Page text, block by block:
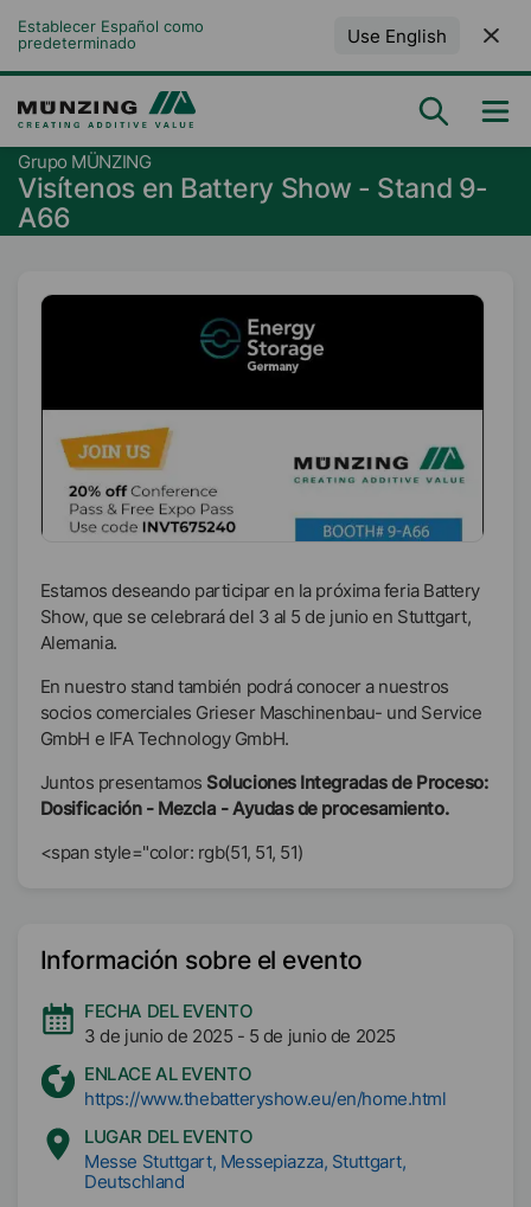
Establecer Español como
predeterminado
Use English
Grupo MÜNZING
Visítenos en Battery Show - Stand 9-
A66
Estamos deseando participar en la próxima feria Battery
Show, que se celebrará del 3 al 5 de junio en Stuttgart,
Alemania.
En nuestro stand también podrá conocer a nuestros
socios comerciales Grieser Maschinenbau- und Service
GmbH e IFA Technology GmbH.
Juntos presentamos Soluciones Integradas de Proceso:
Dosificación - Mezcla - Ayudas de procesamiento.
<span style="color: rgb(51, 51, 51)
Información sobre el evento
FECHA DEL EVENTO
3 de junio de 2025 - 5 de junio de 2025
ENLACE AL EVENTO
https://www.thebatteryshow.eu/en/home.html
LUGAR DEL EVENTO
Messe Stuttgart, Messepiazza, Stuttgart,
Deutschland